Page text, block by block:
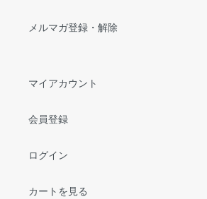
メルマガ登録・解除
マイアカウント
会員登録
ログイン
カートを見る